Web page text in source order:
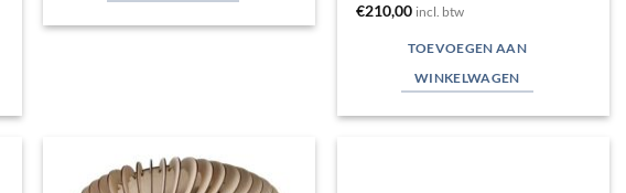
€210,00 incl. btw
TOEVOEGEN AAN
WINKELWAGEN